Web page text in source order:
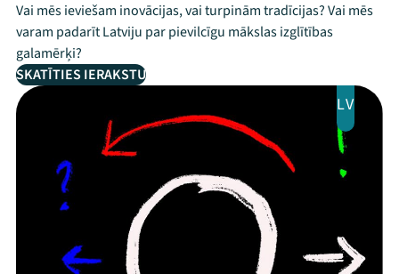
Vai mēs ieviešam inovācijas, vai turpinām tradīcijas? Vai mēs
varam padarīt Latviju par pievilcīgu mākslas izglītības
galamērķi?
SKATĪTIES IERAKSTU
LV